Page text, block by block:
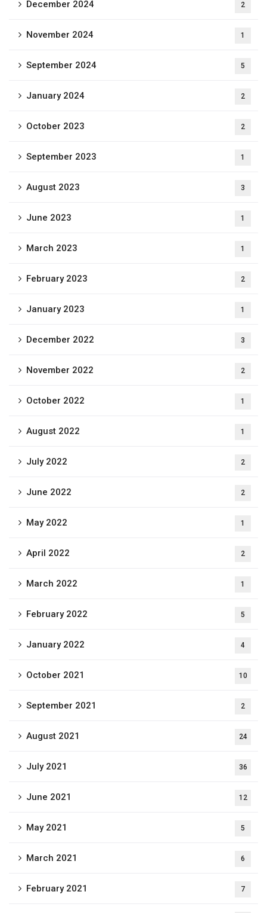
December 2024 2
November 2024 1
September 2024 5
January 2024 2
October 2023 2
September 2023 1
August 2023 3
June 2023 1
March 2023 1
February 2023 2
January 2023 1
December 2022 3
November 2022 2
October 2022 1
August 2022 1
July 2022 2
June 2022 2
May 2022 1
April 2022 2
March 2022 1
February 2022 5
January 2022 4
October 2021 10
September 2021 2
August 2021 24
July 2021 36
June 2021 12
May 2021 5
March 2021 6
February 2021 7